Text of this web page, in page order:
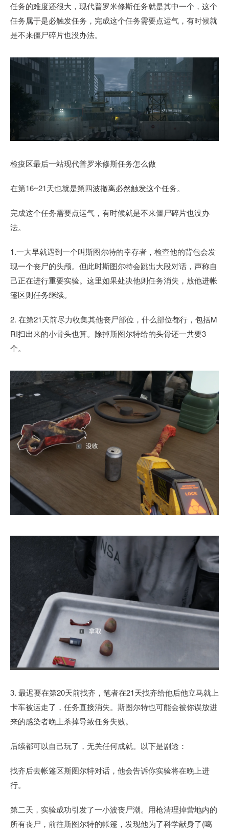
任务的难度还很大，现代普罗米修斯任务就是其中一个，这个
任务属于是必触发任务，完成这个任务需要点运气，有时候就
是不来僵尸碎片也没办法。
检疫区最后一站现代普罗米修斯任务怎么做
在第16~21天也就是第四波撤离必然触发这个任务。
完成这个任务需要点运气，有时候就是不来僵尸碎片也没办
法。
1.一大早就遇到一个叫斯图尔特的幸存者，检查他的背包会发
现一个丧尸的头颅。但此时斯图尔特会跳出大段对话，声称自
己正在进行重要实验。这里如果处决他则任务消失，放他进帐
篷区则任务继续。
2. 在第21天前尽力收集其他丧尸部位，什么部位都行，包括M
RI扫出来的小骨头也算。除掉斯图尔特给的头骨还一共要3
个。
3. 最迟要在第20天前找齐，笔者在21天找齐给他后他立马就上
卡车被运走了，任务直接消失。斯图尔特也可能会被你误放进
来的感染者晚上杀掉导致任务失败。
后续都可以自己玩了，无关任何成就。以下是剧透：
找齐后去帐篷区斯图尔特对话，他会告诉你实验将在晚上进
行。
第二天，实验成功引发了一小波丧尸潮。用枪清理掉营地内的
所有丧尸，前往斯图尔特的帐篷，发现他为了科学献身了(噶